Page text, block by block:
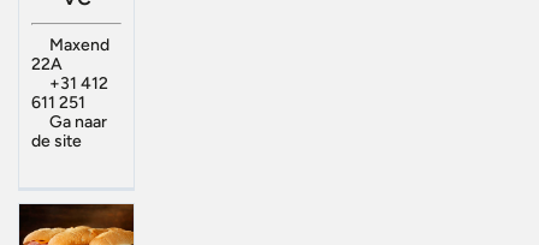
Maxend
22A
+31 412
611 251
Ga naar
de site